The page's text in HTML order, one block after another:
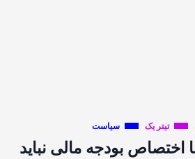
تیتر یک سیاست
بودجه مالی نباید